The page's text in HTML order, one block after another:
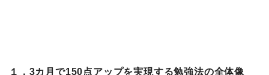
１．3カ月で150点アップを実現する勉強法の全体像